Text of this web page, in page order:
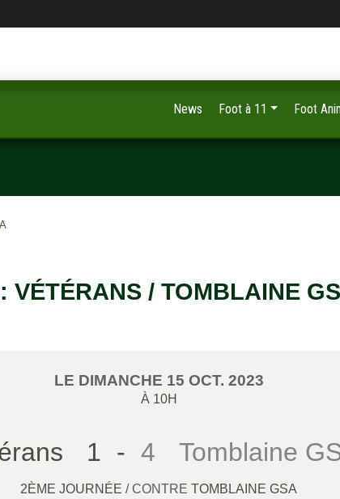
VÉTÉRANS / TOMBLAINE
LE DIMANCHE 15 OCT. 2023
À 10H
1 - 4 Tomblaine
2ÈME JOURNÉE / CONTRE TOMBLAINE GSA
News Foot à 11 Foot